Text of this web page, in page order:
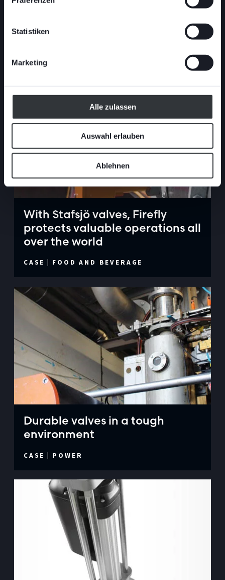
Statistiken
Marketing
Alle zulassen
Auswahl erlauben
Ablehnen
01 New Product Manager at
With Stafsjö valves, Firefly
protects valuable operations all
over the world
CASE FOOD AND BEVERAGE
Durable valves in a tough
environment
CASE POWER